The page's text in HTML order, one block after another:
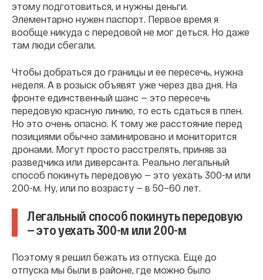
этому подготовиться, и нужны деньги.
Элементарно нужен паспорт. Первое время я
вообще никуда с передовой не мог деться. Но даже
там люди сбегали.
Чтобы добраться до границы и ее пересечь, нужна
неделя. А в розыск объявят уже через два дня. На
фронте единственный шанс — это пересечь
передовую красную линию, то есть сдаться в плен.
Но это очень опасно. К тому же расстояние перед
позициями обычно заминировано и мониторится
дронами. Могут просто расстрелять, приняв за
разведчика или диверсанта. Реально легальный
способ покинуть передовую — это уехать 300-м или
200-м. Ну, или по возрасту — в 50–60 лет.
Легальный способ покинуть передовую
— это уехать 300-м или 200-м
Поэтому я решил бежать из отпуска. Еще до
отпуска мы были в районе, где можно было